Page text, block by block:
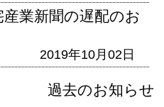
業新聞の遅配のお
2019年10月02日
過去のお知らせ